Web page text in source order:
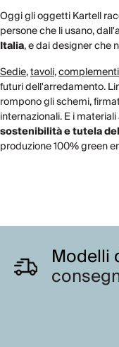
Oggi gli oggetti Kartell
persone che li usano,
Italia, e dai designer che
Sedie,tavoli,complementi
futuri dell'arredamento.
rompono gli schemi,
internazionali. E i
sostenibilità e tutela
produzione 100% green
Modelli